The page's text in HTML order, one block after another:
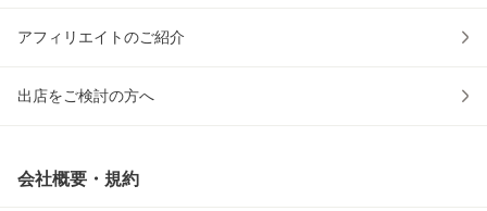
アフィリエイトのご紹介
出店をご検討の方へ
会社概要・規約